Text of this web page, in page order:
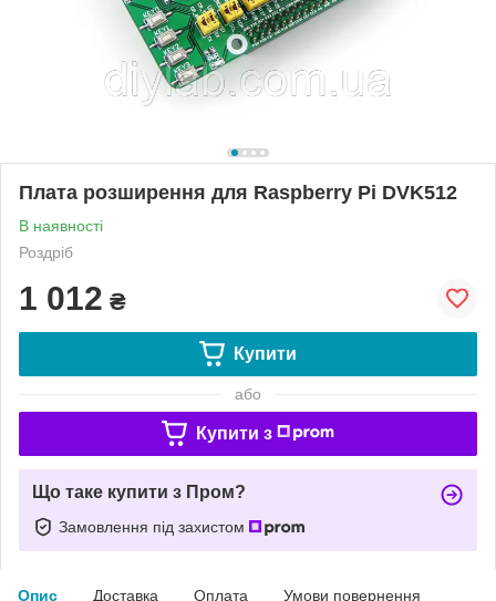
Плата розширення для Raspberry Pi DVK512
В наявності
Роздріб
1 012 ₴
Купити
або
Купити з
Що таке купити з Пром?
Замовлення під захистом
Опис Доставка Оплата Умови повернення